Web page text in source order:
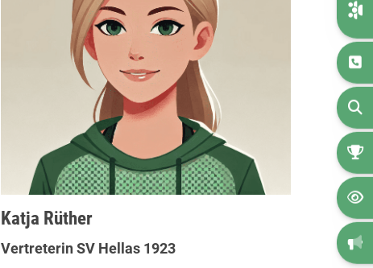
Katja Rüther
Vertreterin SV Hellas 1923